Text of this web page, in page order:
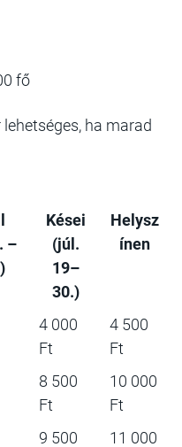
fő
ha marad
–
Kései
(júl.
19–
30.)
Helysz
ínen
4 000
Ft
4 500
Ft
8 500
Ft
10 000
Ft
9 500
11 000